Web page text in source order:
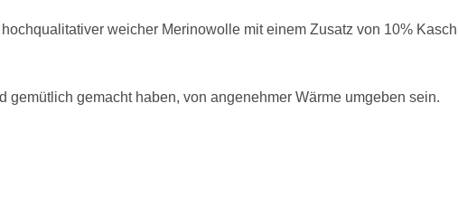
weicher Merinowolle mit einem Zusatz von 10%
gemacht haben, von angenehmer Wärme umgeben sein.